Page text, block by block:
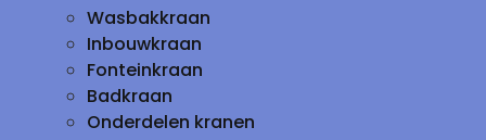
Wasbakkraan
Inbouwkraan
Fonteinkraan
Badkraan
Onderdelen kranen